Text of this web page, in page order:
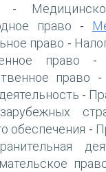
-
право -
право -
право -
право -
-
обеспечения -